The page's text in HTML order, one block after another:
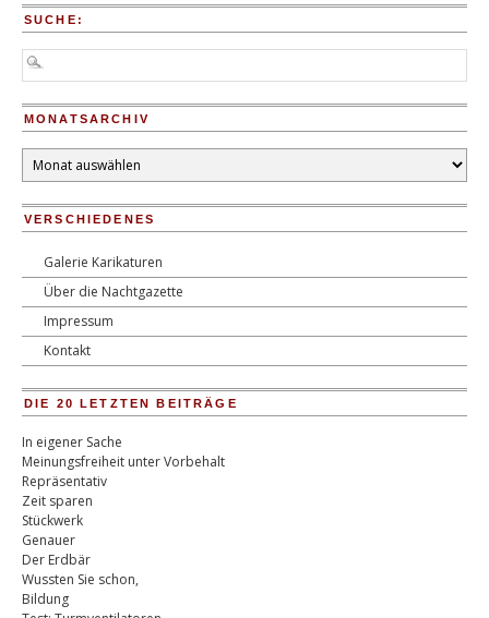
SUCHE:
MONATSARCHIV
Monatsarchiv
VERSCHIEDENES
Galerie Karikaturen
Über die Nachtgazette
Impressum
Kontakt
DIE 20 LETZTEN BEITRÄGE
In eigener Sache
Meinungsfreiheit unter Vorbehalt
Repräsentativ
Zeit sparen
Stückwerk
Genauer
Der Erdbär
Wussten Sie schon,
Bildung